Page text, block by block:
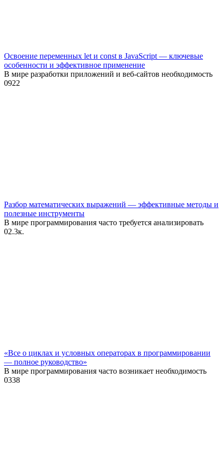
Освоение переменных let и const в JavaScript — ключевые
особенности и эффективное применение
В мире разработки приложений и веб-сайтов необходимость
0922
Разбор математических выражений — эффективные методы и
полезные инструменты
В мире программирования часто требуется анализировать
02.3к.
«Все о циклах и условных операторах в программировании
— полное руководство»
В мире программирования часто возникает необходимость
0338